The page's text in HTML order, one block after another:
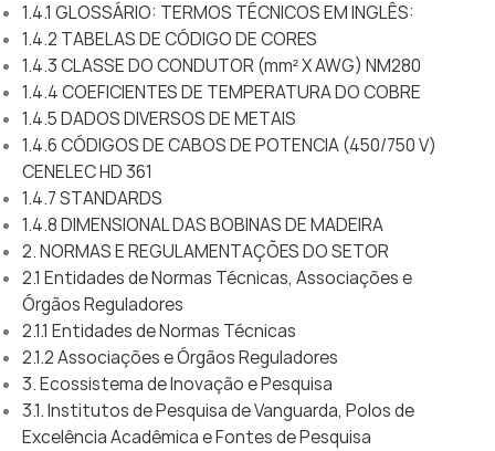
1.4.1 GLOSSÁRIO: TERMOS TÉCNICOS EM INGLÊS:
1.4.2 TABELAS DE CÓDIGO DE CORES
1.4.3 CLASSE DO CONDUTOR (mm² X AWG) NM280
1.4.4 COEFICIENTES DE TEMPERATURA DO COBRE
1.4.5 DADOS DIVERSOS DE METAIS
1.4.6 CÓDIGOS DE CABOS DE POTENCIA (450/750 V)
CENELEC HD 361
1.4.7 STANDARDS
1.4.8 DIMENSIONAL DAS BOBINAS DE MADEIRA
2. NORMAS E REGULAMENTAÇÕES DO SETOR
2.1 Entidades de Normas Técnicas, Associações e
Órgãos Reguladores
2.1.1 Entidades de Normas Técnicas
2.1.2 Associações e Órgãos Reguladores
3. Ecossistema de Inovação e Pesquisa
3.1. Institutos de Pesquisa de Vanguarda, Polos de
Excelência Acadêmica e Fontes de Pesquisa